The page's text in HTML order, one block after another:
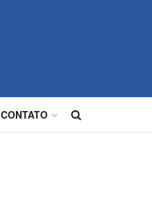
CONTATO